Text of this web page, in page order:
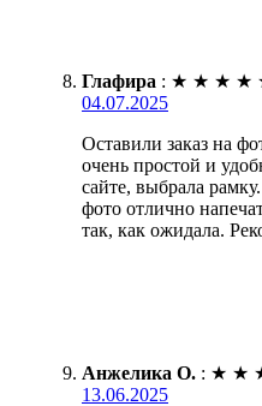
Глафира : ★ ★ ★ ★
04.07.2025
Оставили заказ на
очень простой и
сайте, выбрала
фото отлично
так, как ожидала.
Анжелика О. : ★ ★
13.06.2025